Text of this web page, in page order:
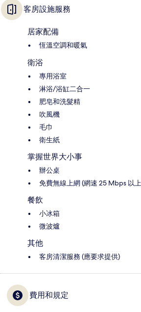
客房設施服務
居家配備
恆溫空調和暖氣
衛浴
專用浴室
淋浴/浴缸二合一
肥皂和洗髮精
吹風機
毛巾
衛生紙
掌握世界大小事
辦公桌
免費無線上網 (網速 25 Mbps 以
餐飲
小冰箱
微波爐
其他
客房清潔服務 (應要求提供)
費用和規定